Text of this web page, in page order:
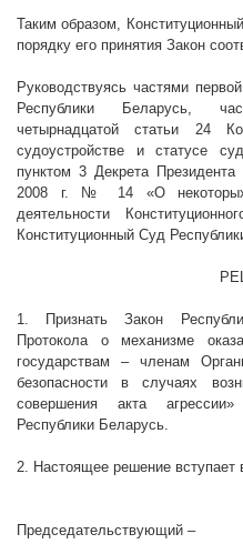
Таким образом,
порядку его принятия Закон
Руководствуясь частями
Республики Беларусь,
четырнадцатой статьи 24
судоустройстве и статусе
пунктом 3 Декрета
2008 г. № 14 «О некоторых
деятельности
Конституционный Суд
1. Признать Закон
Протокола о механизме
государствам – членам
безопасности в случаях
совершения акта агрессии»
Республики Беларусь.
2. Настоящее решение вступает
Председательствующий –